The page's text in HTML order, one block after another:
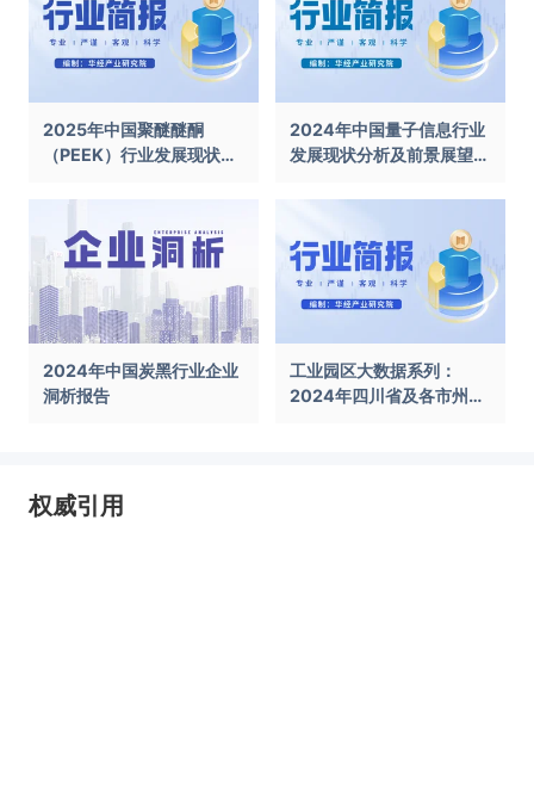
2025年中国聚醚醚酮
（PEEK）行业发展现状及
2024年中国量子信息行业
发展现状分析及前景展望报
2024年中国炭黑行业企业
洞析报告
工业园区大数据系列：
2024年四川省及各市州工
权威引用